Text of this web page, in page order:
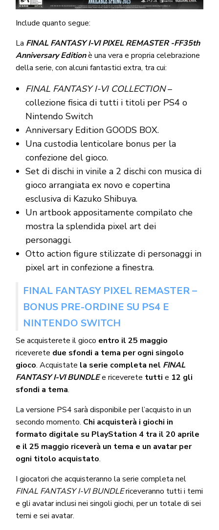
Include quanto segue:
La FINAL FANTASY I-VI PIXEL REMASTER -FF35th
Anniversary Editionè una vera e propria celebrazione
della serie, con alcuni fantastici extra, tra cui:
FINAL FANTASY I-VI COLLECTION–
collezione fisica di tutti i titoli per PS4 o
Nintendo Switch
Anniversary Edition GOODS BOX.
Una custodia lenticolare bonus per la
confezione del gioco.
Set di dischi in vinile a 2 dischi con musica di
gioco arrangiata ex novo e copertina
esclusiva di Kazuko Shibuya.
Un artbook appositamente compilato che
mostra la splendida pixel art dei
personaggi.
Otto action figure stilizzate di personaggi in
pixel art in confezione a finestra.
FINAL FANTASY PIXEL REMASTER –
BONUS PRE-ORDINE SU PS4 E
NINTENDO SWITCH
Se acquisterete il gioco entro il 25 maggio
riceverete due sfondi a tema per ogni singolo
gioco. Acquistate la serie completa nel FINAL
FANTASY I-VI BUNDLEe riceverete tutti e 12 gli
sfondi a tema.
La versione PS4 sarà disponibile per l’acquisto in un
secondo momento. Chi acquisterà i giochi in
formato digitale su PlayStation 4 tra il 20 aprile
e il 25 maggio riceverà un tema e un avatar per
ogni titolo acquistato.
I giocatori che acquisteranno la serie completa nel
FINAL FANTASY I-VI BUNDLEriceveranno tutti i temi
e gli avatar inclusi nei singoli giochi, per un totale di sei
temi e sei avatar.